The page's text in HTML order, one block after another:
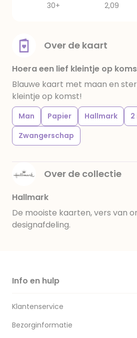
30+
2,09
Over de kaart
Hoera een lief kleintje op
Blauwe kaart met maan en
kleintje op komst!
Man Papier Hallmark
2
Zwangerschap
Over de collectie
Hallmark
De mooiste kaarten, vers van
designafdeling.
Info en hulp
Klantenservice
Bezorginformatie